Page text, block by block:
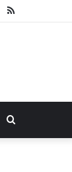
RSS
WhatsApp
Search